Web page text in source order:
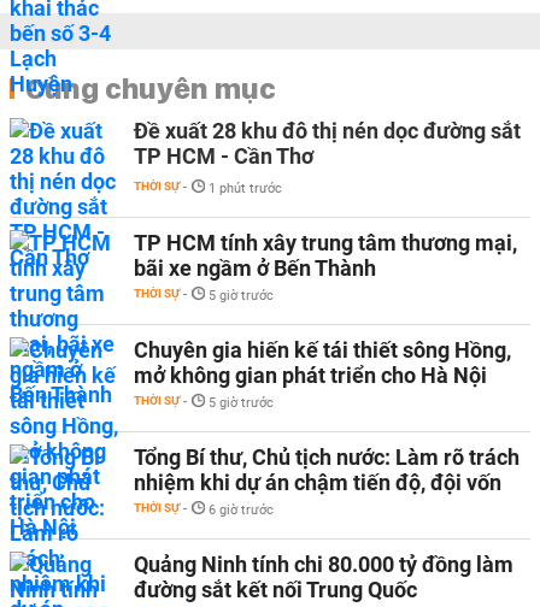
Cùng chuyên mục
Đề xuất 28 khu đô thị nén dọc đường sắt
TP HCM - Cần Thơ
THỜI SỰ - 1 phút trước
TP HCM tính xây trung tâm thương mại,
bãi xe ngầm ở Bến Thành
THỜI SỰ - 5 giờ trước
Chuyên gia hiến kế tái thiết sông Hồng,
mở không gian phát triển cho Hà Nội
THỜI SỰ - 5 giờ trước
Tổng Bí thư, Chủ tịch nước: Làm rõ trách
nhiệm khi dự án chậm tiến độ, đội vốn
THỜI SỰ - 6 giờ trước
Quảng Ninh tính chi 80.000 tỷ đồng làm
đường sắt kết nối Trung Quốc